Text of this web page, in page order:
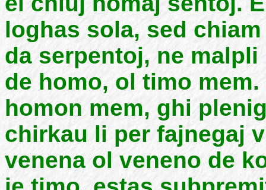
loghas sola, sed
da serpentoj, ne
de homo, ol timo
homon mem, ghi
chirkau li per fajnegaj
venena ol veneno de